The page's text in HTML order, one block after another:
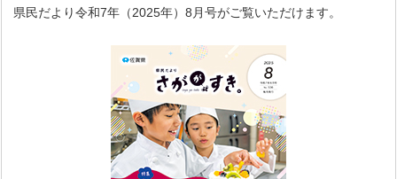
県民だより令和7年（2025年）8月号がご覧いただけます。